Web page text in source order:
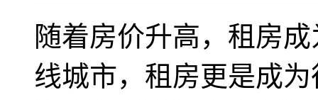
随着房价升高，租房
线城市，租房更是成